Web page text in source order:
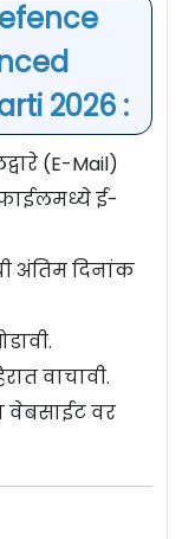
2026 :
(E-Mail)
ई-
अंतिम दिनांक
वाचावी.
वेबसाईट वर